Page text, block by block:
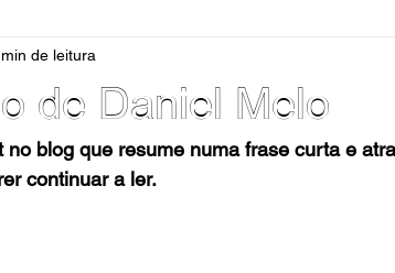
de Daniel Melo
de leitura
blog que resume numa frase curta e
continuar a ler.